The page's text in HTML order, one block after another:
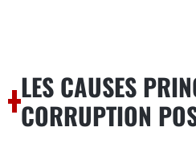
LES CAUSES
CORRUPTION